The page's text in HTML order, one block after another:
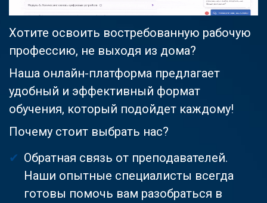
Хотите освоить востребованную рабочую
профессию, не выходя из дома?
Наша онлайн-платформа предлагает
удобный и эффективный формат
обучения, который подойдет каждому!
Почему стоит выбрать нас?
Обратная связь от преподавателей.
Наши опытные специалисты всегда
готовы помочь вам разобраться в